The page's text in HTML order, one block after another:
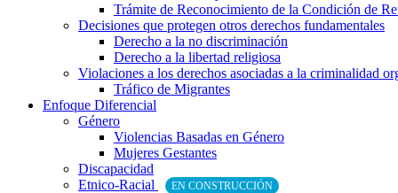
Trámite de Reconocimiento de la Condición de
Decisiones que protegen otros derechos fundamentales
Derecho a la no discriminación
Derecho a la libertad religiosa
Violaciones a los derechos asociadas a la criminalidad
Tráfico de Migrantes
Enfoque Diferencial
Género
Violencias Basadas en Género
Mujeres Gestantes
Discapacidad
Etnico-Racial
EN CONSTRUCCIÓN